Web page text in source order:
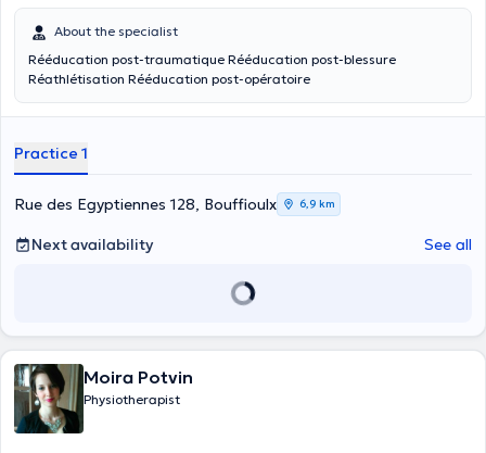
About the specialist
Rééducation post-traumatique Rééducation post-blessure
Réathlétisation Rééducation post-opératoire
Practice 1
Rue des Egyptiennes 128, Bouffioulx 6,9 km
Next availability See all
Moira Potvin
Physiotherapist